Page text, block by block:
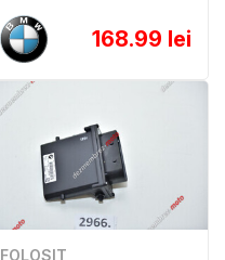
168.99 lei
FOLOSIT